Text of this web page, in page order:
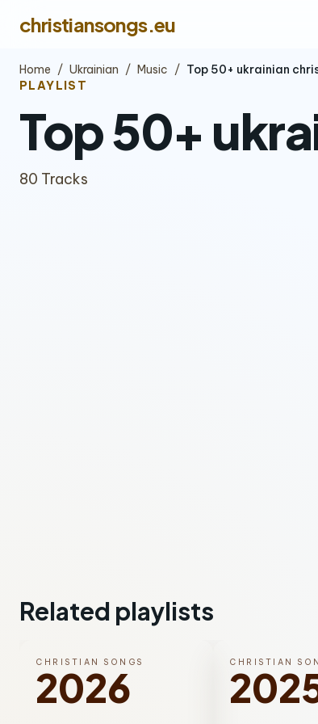
christiansongs.eu
Home / Ukrainian / Music / Top 50+ ukrainian
PLAYLIST
Top 50+
80 Tracks
Related playlists
CHRISTIAN SONGS
2026
CHRISTIAN